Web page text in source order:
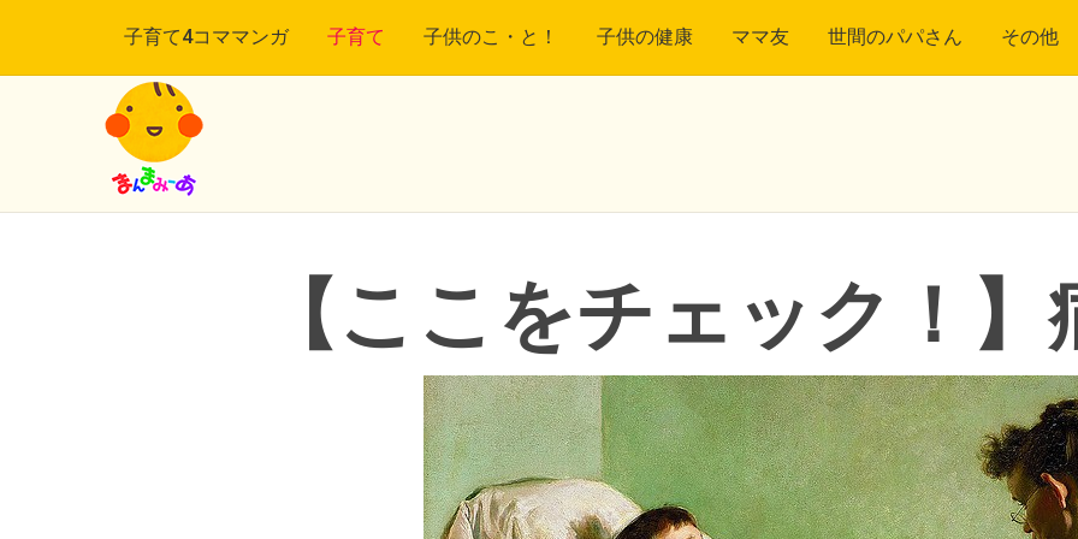
子育て4コママンガ 子育て 子供のこ・と！ 子供の健康 ママ友 世間のパパさん その他
【ここをチェック！